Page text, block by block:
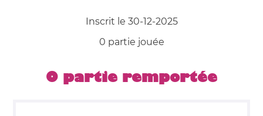
Inscrit le 30-12-2025
0 partie jouée
0 partie remportée